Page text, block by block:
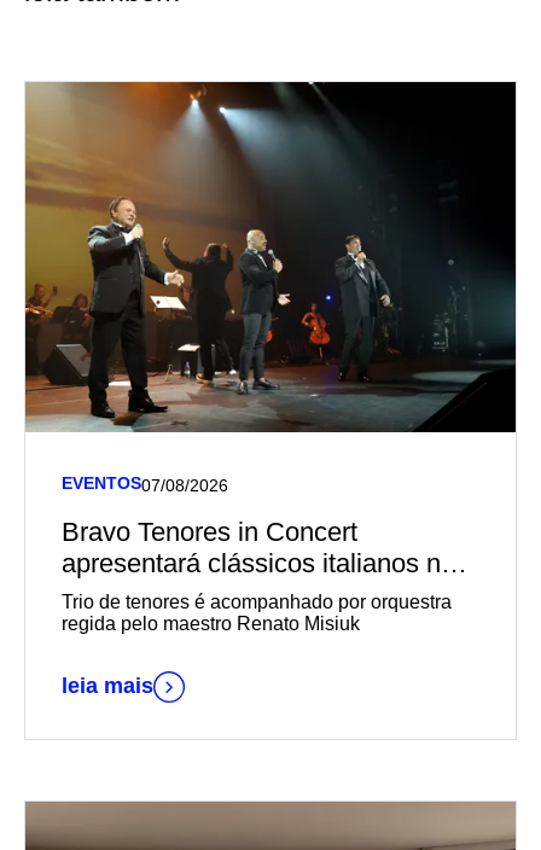
EVENTOS07/08/2026
Bravo Tenores in Concert
apresentará clássicos italianos no
Teatro Univates
Trio de tenores é acompanhado por orquestra
regida pelo maestro Renato Misiuk
leia mais